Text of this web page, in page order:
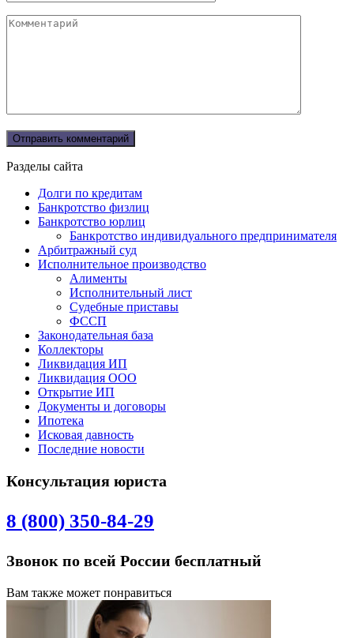
Комментарий
Разделы сайта
Долги по кредитам
Банкротство физлиц
Банкротство юрлиц
Банкротство индивидуального предпринимателя
Арбитражный суд
Исполнительное производство
Алименты
Исполнительный лист
Судебные приставы
ФССП
Законодательная база
Коллекторы
Ликвидация ИП
Ликвидация ООО
Открытие ИП
Документы и договоры
Ипотека
Исковая давность
Последние новости
Консультация юриста
8 (800) 350-84-29
Звонок по всей России бесплатный
Вам также может понравиться